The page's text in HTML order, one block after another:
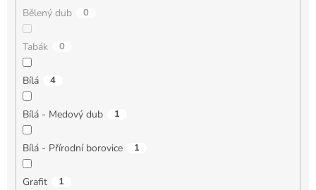
Bělený dub 0
Tabák 0
Bílá 4
Bílá - Medový dub 1
Bílá - Přírodní borovice 1
Grafit 1